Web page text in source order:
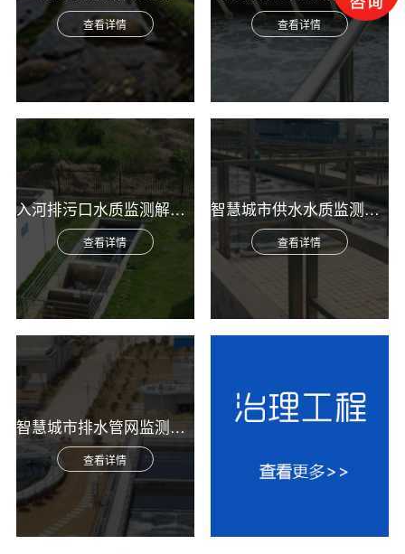
查看详情 查看详情
入河排污口水质监测解决方案
查看详情
智慧城市供水水质监测综合解决方案
查看详情
智慧城市排水管网监测综合解决方案
查看详情